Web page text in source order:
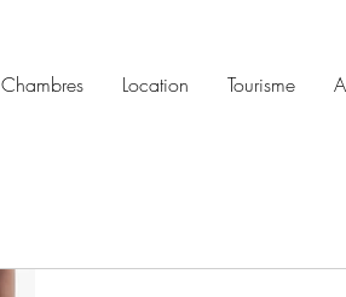
Chambres Location Tourisme